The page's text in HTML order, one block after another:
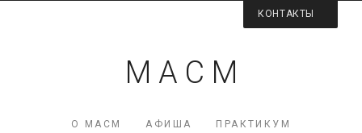
КОНТАКТЫ
М А С М
О МАСМ АФИША ПРАКТИКУМ